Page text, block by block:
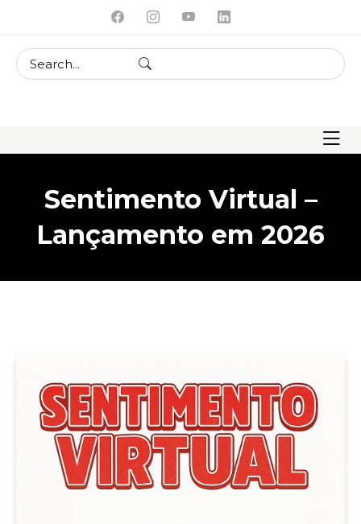
content
Sentimento Virtual –
Lançamento em 2026